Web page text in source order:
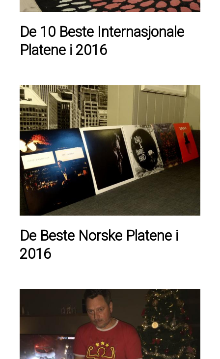
De 10 Beste Internasjonale
Platene i 2016
De Beste Norske Platene i
2016